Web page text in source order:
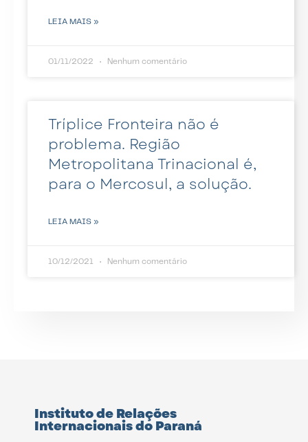
LEIA MAIS »
01/11/2022 Nenhum comentário
Tríplice Fronteira não é
problema. Região
Metropolitana Trinacional é,
para o Mercosul, a solução.
LEIA MAIS »
10/12/2021 Nenhum comentário
Instituto de Relações
Internacionais do Paraná